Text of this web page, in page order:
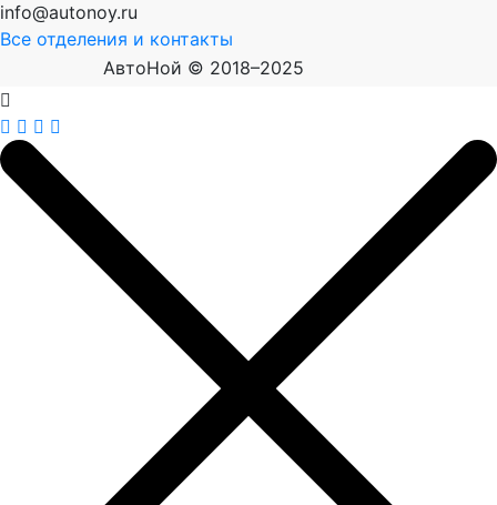
info@autonoy.ru
Все отделения и контакты
АвтоНой © 2018–2025